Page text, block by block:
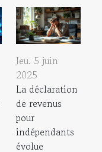
Jeu. 5 juin
2025
La déclaration
de revenus
pour
indépendants
évolue